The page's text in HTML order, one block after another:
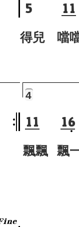
5 11
得兒 噹
4
11 16
飄飄 飄